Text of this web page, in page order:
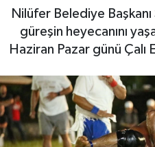
Nilüfer Belediye
güreşin heyecanını
Haziran Pazar günü